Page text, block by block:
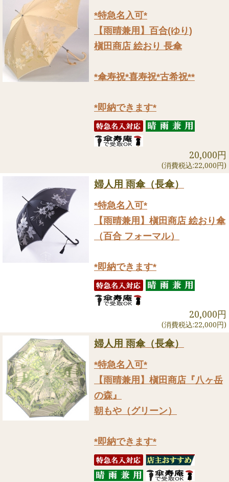
*特急名入可*
【雨晴兼用】百合(ゆり)
槇田商店 絵おり 長傘
*傘寿祝*喜寿祝*古希祝**
*即納できます*
20,000円
(消費税込:22,000円)
婦人用 雨傘（長傘）
*特急名入可*
【雨晴兼用】槇田商店 絵おり傘
（百合 フォーマル）
*即納できます*
20,000円
(消費税込:22,000円)
婦人用 雨傘（長傘）
*特急名入可*
【雨晴兼用】槇田商店『八ヶ岳
の森』
朝もや（グリーン）
*即納できます*